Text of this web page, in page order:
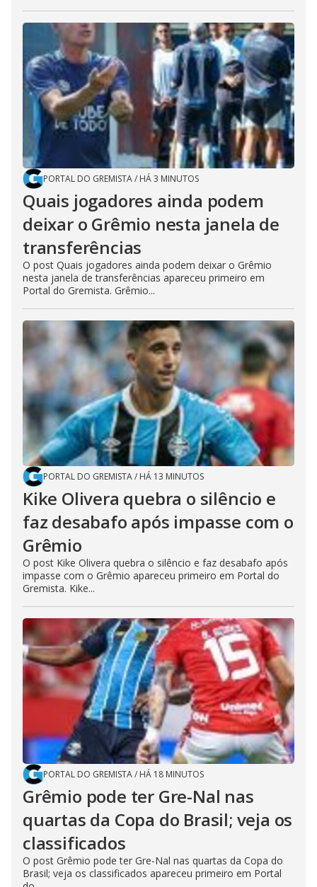
PORTAL DO GREMISTA/ HÁ 3 MINUTOS
Quais jogadores ainda podem
deixar o Grêmio nesta janela de
transferências
O post Quais jogadores ainda podem deixar o Grêmio
nesta janela de transferências apareceu primeiro em
Portal do Gremista. Grêmio...
PORTAL DO GREMISTA/ HÁ 13 MINUTOS
Kike Olivera quebra o silêncio e
faz desabafo após impasse com o
Grêmio
O post Kike Olivera quebra o silêncio e faz desabafo após
impasse com o Grêmio apareceu primeiro em Portal do
Gremista. Kike...
PORTAL DO GREMISTA/ HÁ 18 MINUTOS
Grêmio pode ter Gre-Nal nas
quartas da Copa do Brasil; veja os
classificados
O post Grêmio pode ter Gre-Nal nas quartas da Copa do
Brasil; veja os classificados apareceu primeiro em Portal